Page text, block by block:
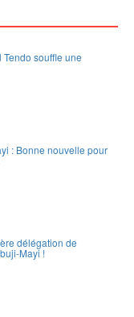
souffle une
: Bonne nouvelle pour
délégation de
Mayi !